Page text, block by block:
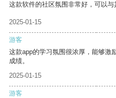
这款软件的社区氛围非常好，可以与
2025-01-15
游客
这款app的学习氛围很浓厚，能够激
成绩。
2025-01-15
游客